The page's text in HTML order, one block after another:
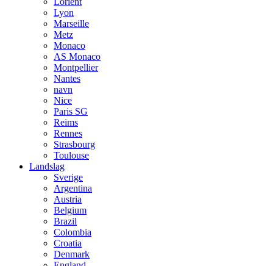
Lyon
Marseille
Metz
Monaco
AS Monaco
Montpellier
Nantes
navn
Nice
Paris SG
Reims
Rennes
Strasbourg
Toulouse
Landslag
Sverige
Argentina
Austria
Belgium
Brazil
Colombia
Croatia
Denmark